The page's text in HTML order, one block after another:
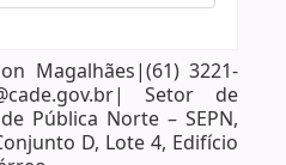
Magalhães|(61) 3221-
Setor de
Pública Norte – SEPN,
D, Lote 4, Edifício